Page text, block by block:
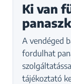
Ki van
A vendéged
fordulhat
tájékoztató